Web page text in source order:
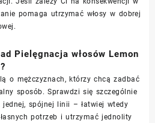
pomaga utrzymać włosy w dobrej
Pielęgnacja włosów Lemon
o mężczyznach, którzy chcą zadbać
sposób. Sprawdzi się szczególnie
spójnej linii – łatwiej wtedy
potrzeb i utrzymać jednolity